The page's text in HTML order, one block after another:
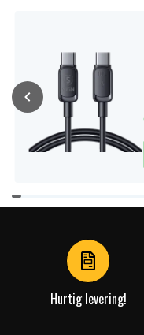
Item
1
Hurtig levering!